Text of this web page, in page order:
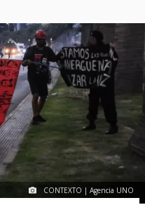
CONTEXTO | Agencia UNO